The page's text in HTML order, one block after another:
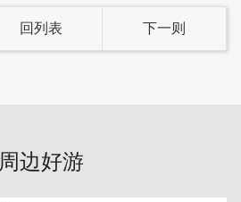
回列表 下一则
周边好游